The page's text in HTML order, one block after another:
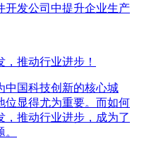
开发公司中提升企业生产
推动行业进步！
中国科技创新的核心城
位显得尤为重要。而如何
，推动行业进步，成为了